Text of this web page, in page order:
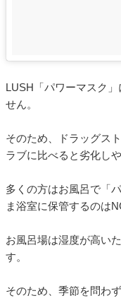
LUSH「パワーマスク
せん。
そのため、ドラッグス
ラブに比べると劣化し
多くの方はお風呂で「
ま浴室に保管するのは
お風呂場は湿度が高い
す。
そのため、季節を問わ